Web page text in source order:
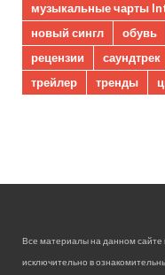
музыкальные чарты
новый сингл
обувь
рецензии
саундтрек
трейлер
тренды
Все материалы на данном сайте
исключительно в